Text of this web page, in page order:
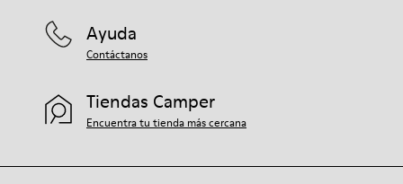
Ayuda
Contáctanos
Tiendas Camper
Encuentra tu tienda más cercana